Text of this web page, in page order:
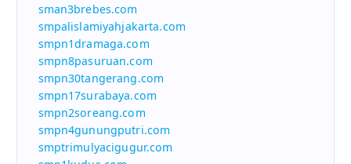
sman3brebes.com
smpalislamiyahjakarta.com
smpn1dramaga.com
smpn8pasuruan.com
smpn30tangerang.com
smpn17surabaya.com
smpn2soreang.com
smpn4gunungputri.com
smptrimulyacigugur.com